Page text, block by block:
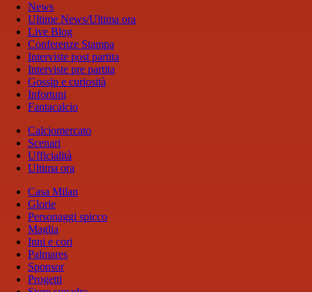
News
Ultime News/Ultima ora
Live Blog
Conferenze Stampa
Interviste post partita
Interviste pre partita
Gossip e curiosità
Infortuni
Fantacalcio
Calciomercato
Scenari
Ufficialità
Ultima ora
Casa Milan
Glorie
Personaggi spicco
Maglia
Inni e cori
Palmares
Sponsor
Progetti